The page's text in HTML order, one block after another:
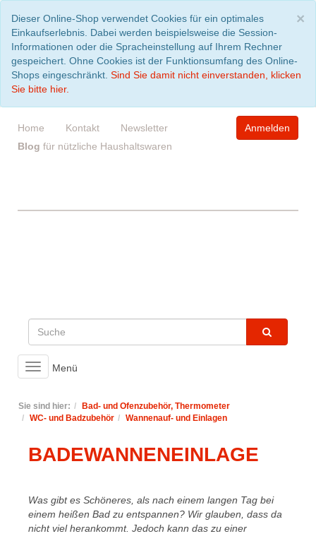
×
Dieser Online-Shop verwendet Cookies für ein optimales
Einkaufserlebnis. Dabei werden beispielsweise die Session-
Informationen oder die Spracheinstellung auf Ihrem Rechner
gespeichert. Ohne Cookies ist der Funktionsumfang des Online-
Shops eingeschränkt. Sind Sie damit nicht einverstanden, klicken
Sie bitte hier.
Home Kontakt
Newsletter
Blog für nützliche Haushaltswaren
Anmelden
Toggle
navigation
Menü
Sie sind hier:
Bad- und Ofenzubehör, Thermometer
WC- und Badzubehör
Wannenauf- und Einlagen
BADEWANNENEINLAGE
Was gibt es Schöneres, als nach einem langen Tag bei
einem heißen Bad zu entspannen? Wir glauben, dass da
nicht viel herankommt. Jedoch kann das zu einer